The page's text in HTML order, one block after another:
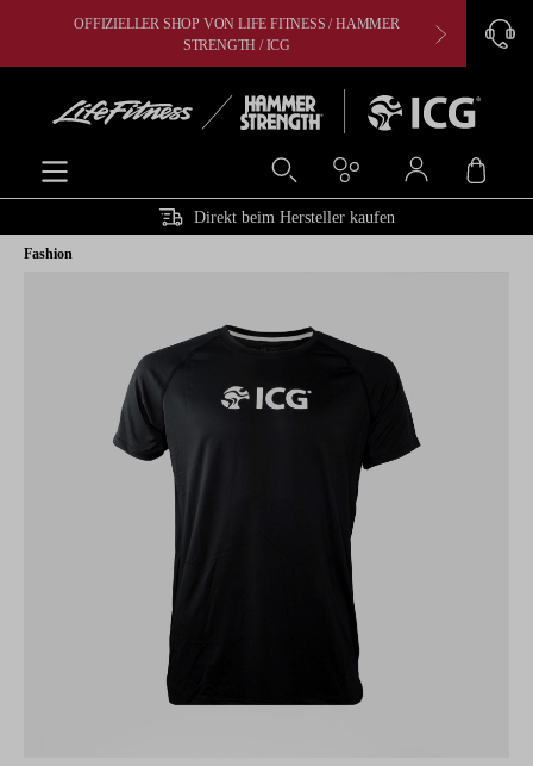
springenOFFIZIELLER SHOP VON LIFE FITNESS / HAMMER
STRENGTH / ICG
Direkt beim Hersteller kaufen
Fashion